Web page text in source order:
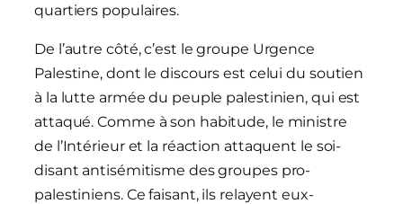
quartiers populaires.
De l’autre côté, c’est le groupe Urgence
Palestine, dont le discours est celui du soutien
à la lutte armée du peuple palestinien, qui est
attaqué. Comme à son habitude, le ministre
de l’Intérieur et la réaction attaquent le soi-
disant antisémitisme des groupes pro-
palestiniens. Ce faisant, ils relayent eux-